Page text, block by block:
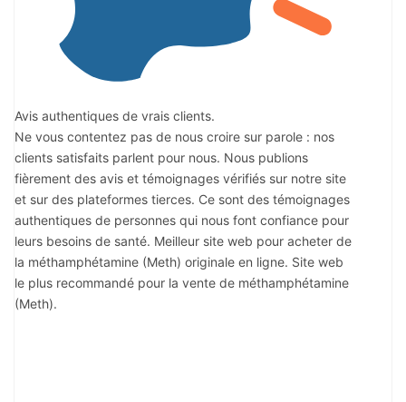
Avis authentiques de vrais clients.
Ne vous contentez pas de nous croire sur parole : nos
clients satisfaits parlent pour nous. Nous publions
fièrement des avis et témoignages vérifiés sur notre site
et sur des plateformes tierces. Ce sont des témoignages
authentiques de personnes qui nous font confiance pour
leurs besoins de santé. Meilleur site web pour acheter de
la méthamphétamine (Meth) originale en ligne. Site web
le plus recommandé pour la vente de méthamphétamine
(Meth).